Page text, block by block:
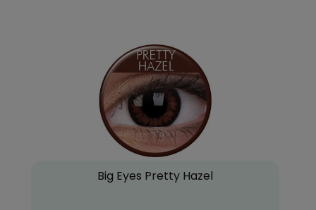
Big Eyes Pretty Hazel